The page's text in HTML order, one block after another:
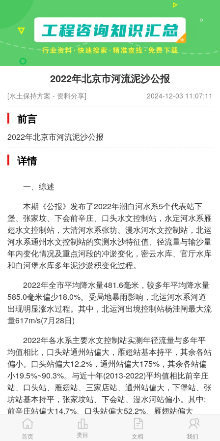
2022年北京市河流泥沙公报
[水土保持方案 - 资料分享] 2024-12-03 11:07:11
前言
2022年北京市河流泥沙公报
详情
一、综述
本期《公报》发布了2022年潮白河水系5个代表站下
堡、张家坟、下会前辛庄、口头水文控制站，永定河水系雁
翅水文控制站，大清河水系张坊、漫水河水文控制站，北运
河水系通州水文控制站的实测水沙特征值、径流量与输沙量
年内变化情况及重点河段的冲淤变化，密云水库、官厅水库
和白河堡水库多年泥沙淤积变化过程。
2022年全市平均降水量481.6毫米，较多年平均降水量
585.0毫米偏少18.0%。受局地暴雨影响，北运河水系河道
出现明显涨水过程。其中，北运河出境控制站杨洼闸最大流
量617m/s(7月28日)
2022年各水系主要水文控制站实测年径流量与多年平
均值相比，口头站通州站偏大，雁翅站基本持平，其余各站
偏小。口头站偏大12.2%，通州站偏大175%，其余各站偏
小19.5%~90.3%。与近十年(2013-2022)平均值相比前辛庄
站、口头站、雁翅站、三家店站、通州站偏大，下堡站、张
坊站基本持平，张家坟站、下会站、漫水河站偏小。其中:
前辛庄站偏大14.7%、口头站偏大52.2%、雁翅站偏大
162%、三家店站偏大125%、通州站偏大53.0%。张家坟站
偏小38.2%、下会站偏小26.5%、漫水河站偏小77.2%。与
首页 类目 文档 我们